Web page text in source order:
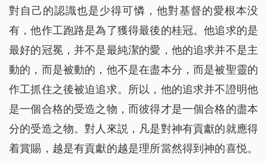
對自己的認識也是少得可憐，他對基督的愛根本没
有，他作工跑路是為了獲得最後的桂冠。他追求的是
最好的冠冕，并不是最純潔的愛，他的追求并不是主
動的，而是被動的，他不是在盡本分，而是被聖靈的
作工抓住之後被迫追求。所以，他的追求并不證明他
是一個合格的受造之物，而彼得才是一個合格的盡本
分的受造之物。對人來説，凡是對神有貢獻的就應得
着賞賜，越是有貢獻的越是理所當然得到神的喜悦。